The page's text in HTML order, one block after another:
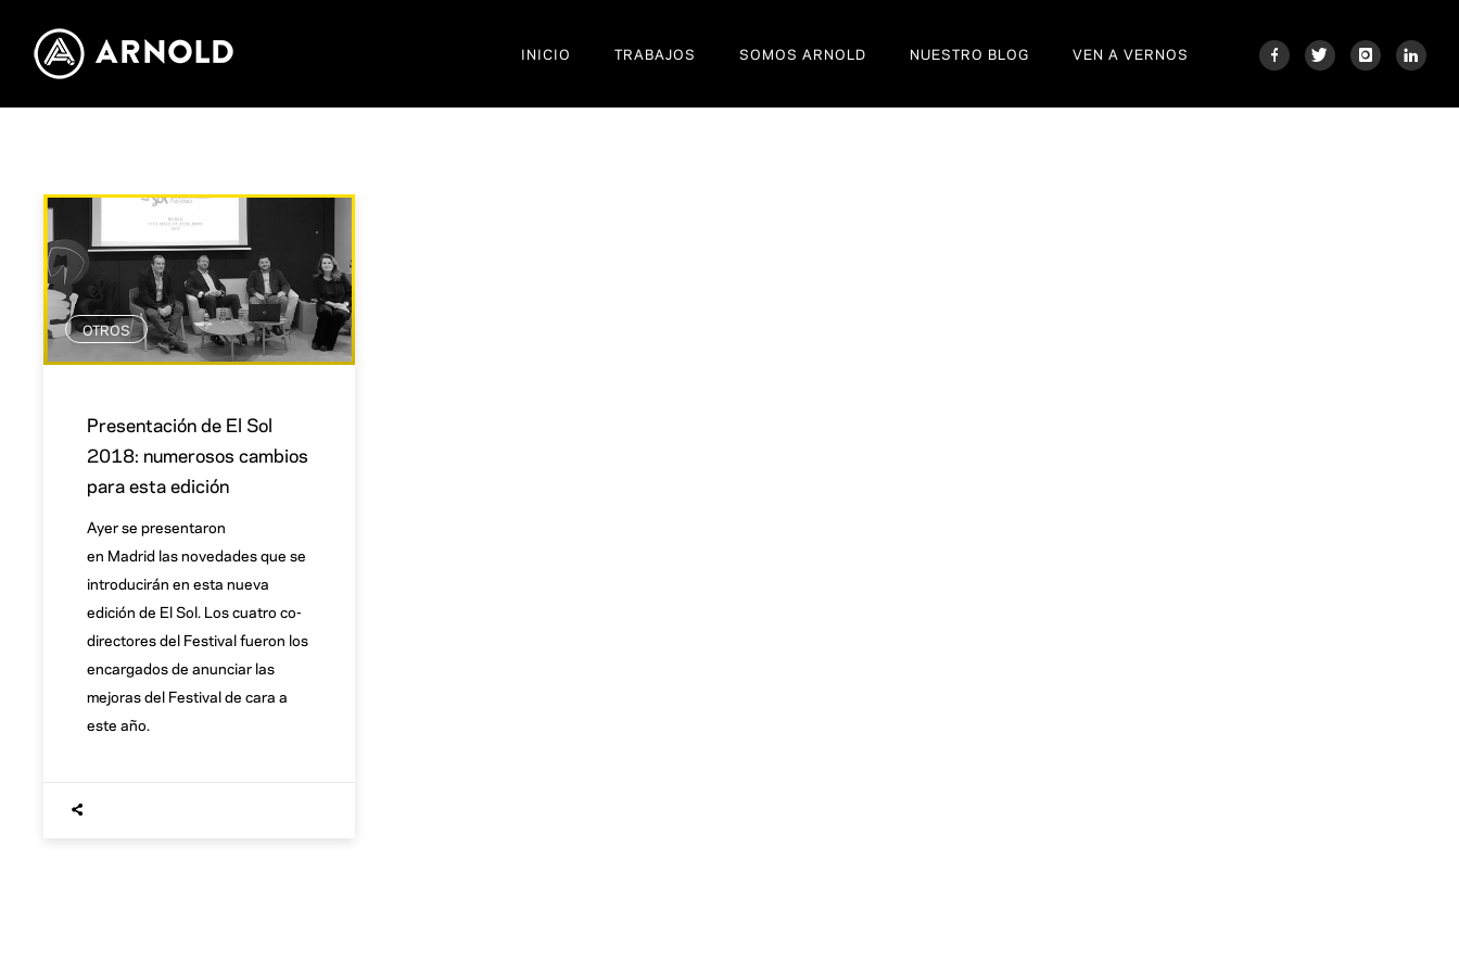
INICIO TRABAJOS SOMOS ARNOLD NUESTRO BLOG VEN A VERNOS
OTROS
Presentación de El Sol
2018: numerosos cambios
para esta edición
Ayer se presentaron
en Madrid las novedades que se
introducirán en esta nueva
edición de El Sol. Los cuatro co-
directores del Festival fueron los
encargados de anunciar las
mejoras del Festival de cara a
este año.